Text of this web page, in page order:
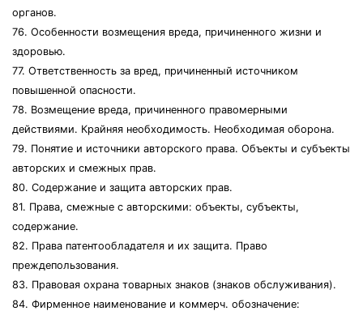
органов.
76. Особенности возмещения вреда, причиненного жизни и
здоровью.
77. Ответственность за вред, причиненный источником
повышенной опасности.
78. Возмещение вреда, причиненного правомерными
действиями. Крайняя необходимость. Необходимая оборона.
79. Понятие и источники авторского права. Объекты и субъекты
авторских и смежных прав.
80. Содержание и защита авторских прав.
81. Права, смежные с авторскими: объекты, субъекты,
содержание.
82. Права патентообладателя и их защита. Право
преждепользования.
83. Правовая охрана товарных знаков (знаков обслуживания).
84. Фирменное наименование и коммерч. обозначение: